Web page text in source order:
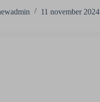
11 november 2024